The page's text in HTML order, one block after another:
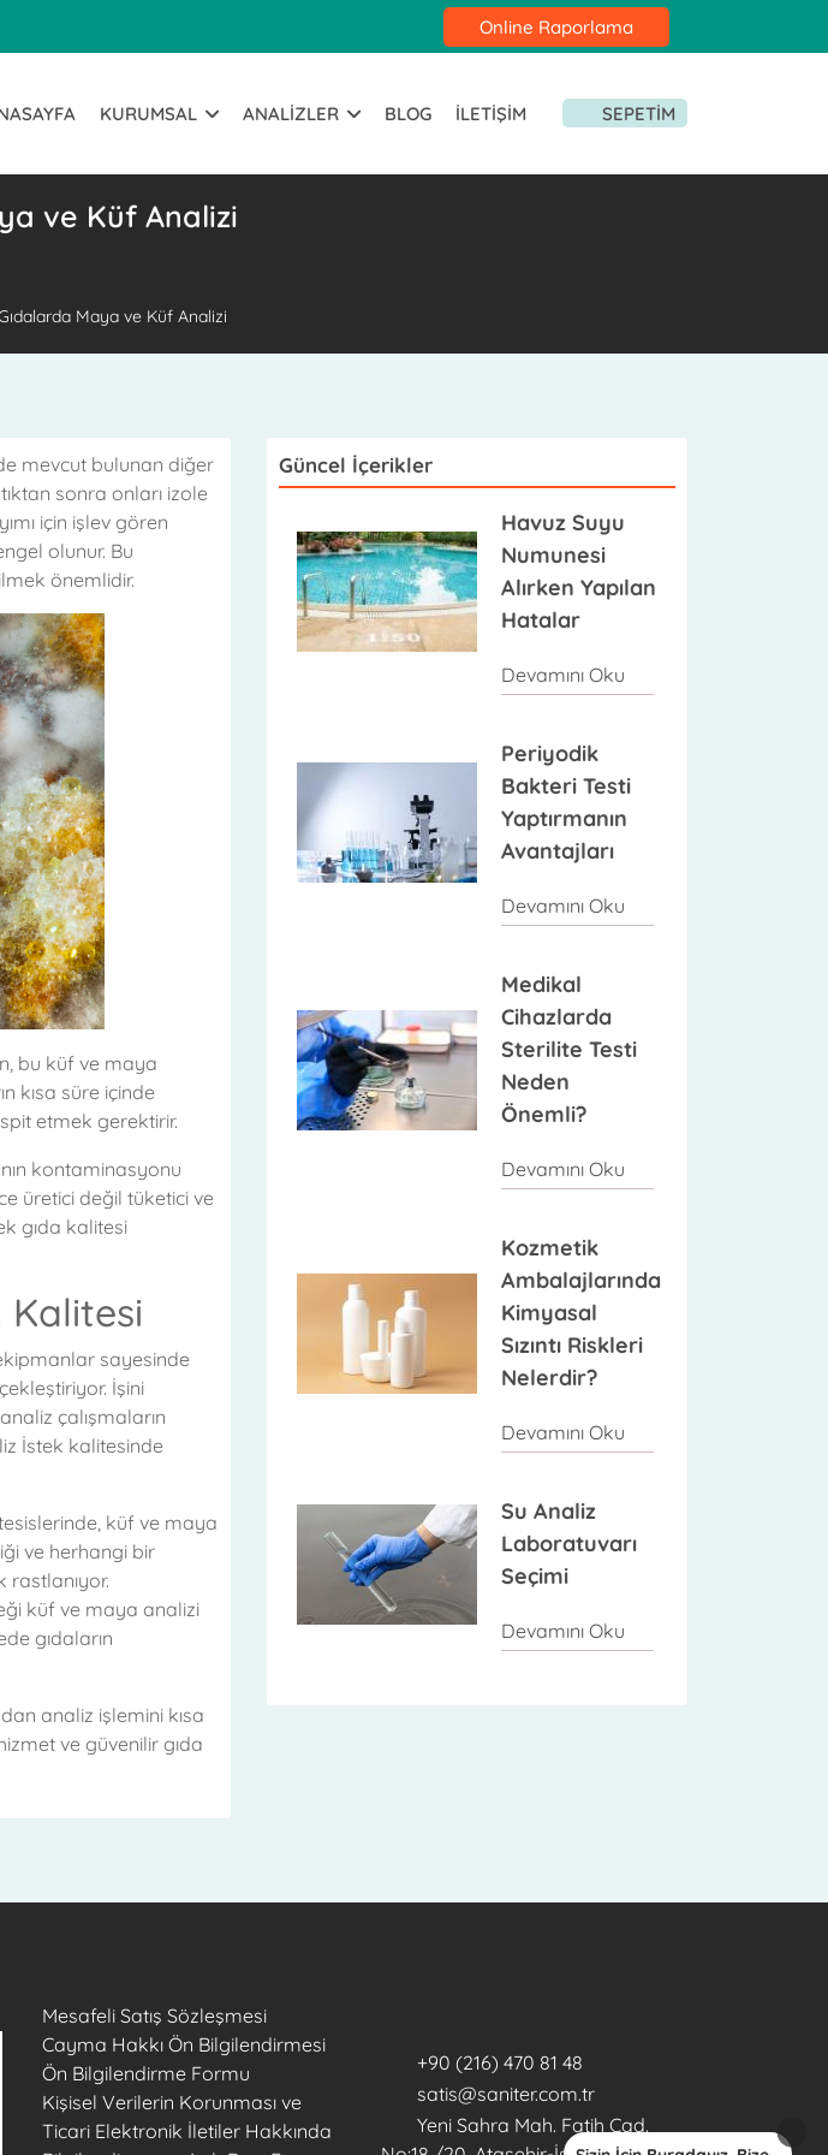
Online Raporlama
KURUMSAL ANALIZLER BLOG İLETIŞIM SEPETIM
ve Küf Analizi
Maya ve Küf Analizi
mevcut bulunan diğer
sonra onları izole
için işlev gören
olunur. Bu
önemlidir.
bu küf ve maya
kısa süre içinde
etmek gerektirir.
kontaminasyonu
üretici değil tüketici ve
gıda kalitesi
Kalitesi
sayesinde
İşini
çalışmaların
İstek kalitesinde
küf ve maya
ve herhangi bir
küf ve maya analizi
gıdaların
analiz işlemini kısa
ve güvenilir gıda
Güncel İçerikler
Havuz Suyu
Numunesi
Alırken Yapılan
Hatalar
Devamını Oku
Periyodik
Bakteri Testi
Yaptırmanın
Avantajları
Devamını Oku
Medikal
Cihazlarda
Sterilite Testi
Neden
Önemli?
Devamını Oku
Kozmetik
Ambalajlarında
Kimyasal
Sızıntı Riskleri
Nelerdir?
Devamını Oku
Su Analiz
Laboratuvarı
Seçimi
Devamını Oku
Mesafeli Satış Sözleşmesi
Cayma Hakkı Ön Bilgilendirmesi
Ön Bilgilendirme Formu
Kişisel Verilerin Korunması ve
Ticari Elektronik İletiler Hakkında
+90 (216) 470 81 48
satis@saniter.com.tr
Yeni Sahra Mah. Fatih Cad.